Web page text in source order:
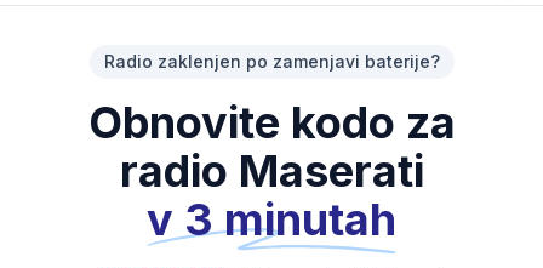
Radio zaklenjen po zamenjavi baterije?
Obnovite kodo za
radio Maserati
v 3 minutah